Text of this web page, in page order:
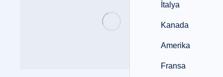
İtalya
Kanada
Amerika
Fransa